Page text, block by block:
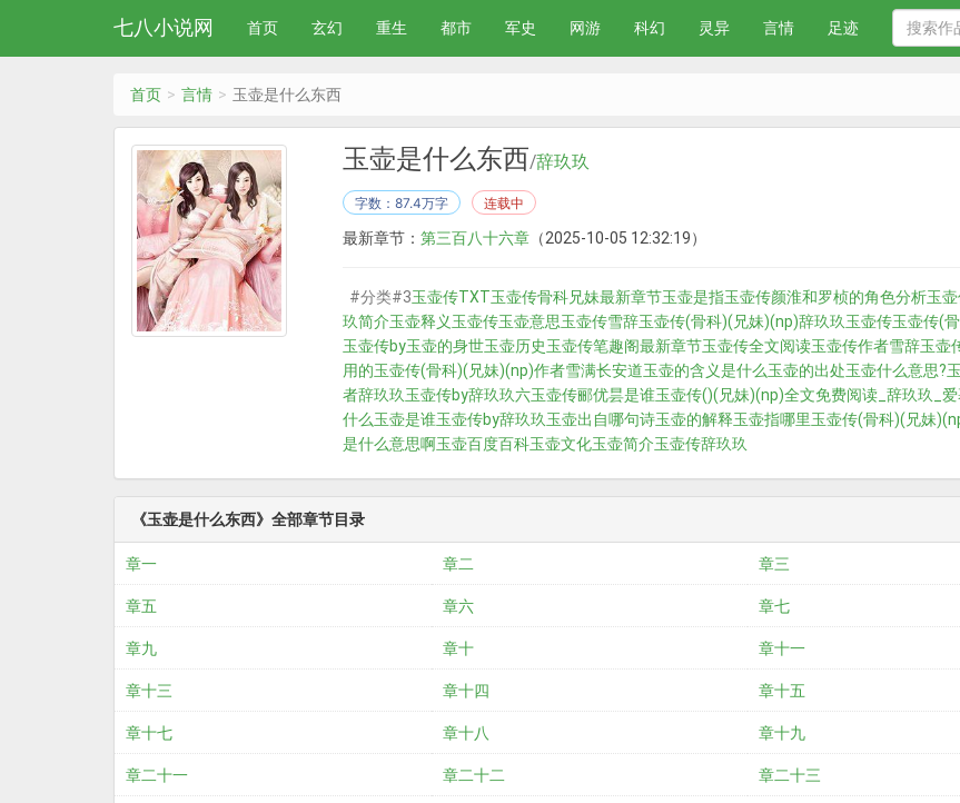
七八小说网 首页 玄幻 重生 都市 军史 网游 科幻 灵异 言情 足迹
首页 言情 玉壶是什么东西
玉壶是什么东西/辞玖玖
字数：87.4万字 连载中
最新章节： 第三百八十六章（2025-10-05 12:32:19）
#分类#3玉壶传TXT玉壶传骨科兄妹最新章节玉壶是指玉壶传颜淮和罗桢的角色分析玉
玖简介玉壶释义玉壶传玉壶意思玉壶传雪辞玉壶传(骨科)(兄妹)(np)辞玖玖玉壶传玉壶传(
玉壶传by玉壶的身世玉壶历史玉壶传笔趣阁最新章节玉壶传全文阅读玉壶传作者雪辞玉壶
用的玉壶传(骨科)(兄妹)(np)作者雪满长安道玉壶的含义是什么玉壶的出处玉壶什么意思?
者辞玖玖玉壶传by辞玖玖六玉壶传郦优昙是谁玉壶传()(兄妹)(np)全文免费阅读_辞玖玖_
什么玉壶是谁玉壶传by辞玖玖玉壶出自哪句诗玉壶的解释玉壶指哪里玉壶传(骨科)(兄妹
是什么意思啊玉壶百度百科玉壶文化玉壶简介玉壶传辞玖玖
《玉壶是什么东西》全部章节目录
章一 章二 章三
章五 章六 章七
章九 章十 章十一
章十三 章十四 章十五
章十七 章十八 章十九
章二十一 章二十二 章二十三